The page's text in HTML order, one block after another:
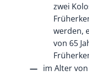
zwei
werden,
von 65
im Alter von